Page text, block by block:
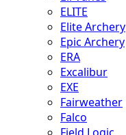
ELITE
Elite Archery
Epic Archery
ERA
Excalibur
EXE
Fairweather
Falco